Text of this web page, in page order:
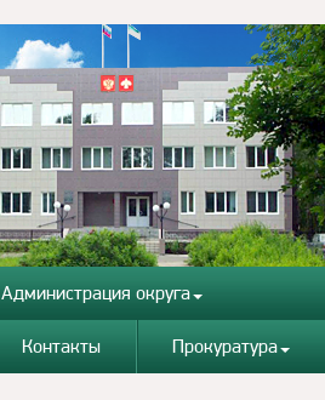
Администрация округа
Контакты Прокуратура